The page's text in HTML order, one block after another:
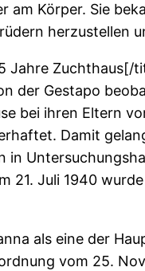
am Körper. Sie
herzustellen
Jahre Zuchthaus[/
der Gestapo
bei ihren Eltern
Damit
in
21. Juli 1940
als eine der
vom 25.